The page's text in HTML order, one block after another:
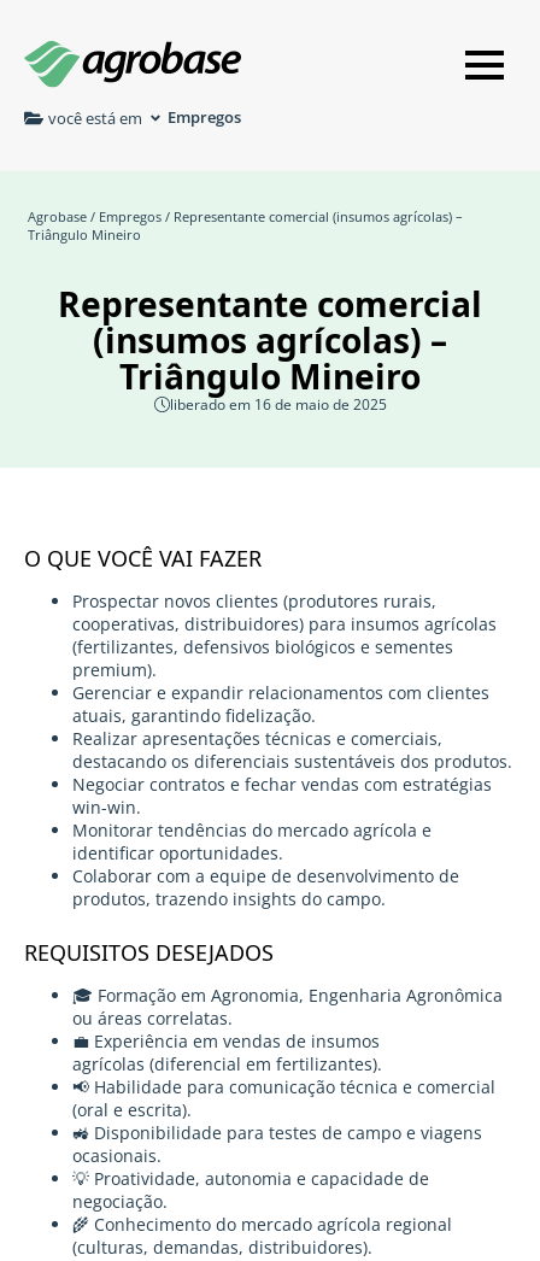
você está em Empregos
Agrobase / Empregos / Representante comercial (insumos agrícolas) –
Triângulo Mineiro
Representante comercial
(insumos agrícolas) –
Triângulo Mineiro
liberado em 16 de maio de 2025
O QUE VOCÊ VAI FAZER
Prospectar novos clientes (produtores rurais,
cooperativas, distribuidores) para insumos agrícolas
(fertilizantes, defensivos biológicos e sementes
premium).
Gerenciar e expandir relacionamentos com clientes
atuais, garantindo fidelização.
Realizar apresentações técnicas e comerciais,
destacando os diferenciais sustentáveis dos produtos.
Negociar contratos e fechar vendas com estratégias
win-win.
Monitorar tendências do mercado agrícola e
identificar oportunidades.
Colaborar com a equipe de desenvolvimento de
produtos, trazendo insights do campo.
REQUISITOS DESEJADOS
🎓 Formação em Agronomia, Engenharia Agronômica
ou áreas correlatas.
💼 Experiência em vendas de insumos
agrícolas (diferencial em fertilizantes).
📢 Habilidade para comunicação técnica e comercial
(oral e escrita).
🚜 Disponibilidade para testes de campo e viagens
ocasionais.
💡 Proatividade, autonomia e capacidade de
negociação.
🌾 Conhecimento do mercado agrícola regional
(culturas, demandas, distribuidores).